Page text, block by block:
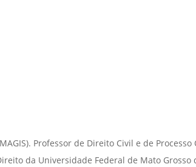
Professor de Direito Civil e de Processo
da Universidade Federal de Mato Grosso